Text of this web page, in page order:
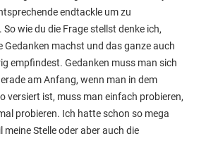
endtackle um zu
wie du die Frage stellst denke ich,
Gedanken machst und das ganze auch
empfindest. Gedanken muss man sich
am Anfang, wenn man in dem
versiert ist, muss man einfach probieren,
probieren. Ich hatte schon so mega
meine Stelle oder aber auch die